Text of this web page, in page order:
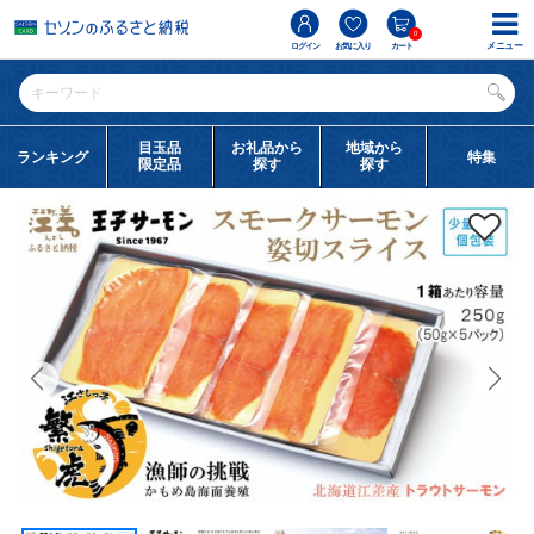
ログイン お気に入り カート
0
ランキング
目玉品
限定品
お礼品から
探す
地域から
探す
特集
メニュー